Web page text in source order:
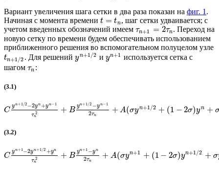
Вариант увеличения шага сетки в два раза показан на фиг. 1 .
Начиная с момента времени t = tn , шаг сетки удваивается; с
учетом введенных обозначений имеем τn+1 = 2τn. Переход на
новую сетку по времени будем обеспечивать использованием
приближенного решения во вспомогательном полуцелом узле
tn+1/2 . Для решенийyn+1 /2 и yn+1 используется сетка с
шагом τn :
(3.1)
C
yn+1 /2 −2yn+yn−1
τ 2
n
+ B
yn+1 /2 −yn−1
2τn
+ A(σyn+1 /2 + (1 − 2σ)yn +
(3.2)
C
yn+1 −2yn+1 /2 +yn
τ 2
n
+ B
yn+1 −yn
2τn
+ A(σyn+1 + (1 − 2σ)yn+1/2 + σ